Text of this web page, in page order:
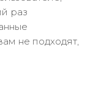
раз
не подходят,